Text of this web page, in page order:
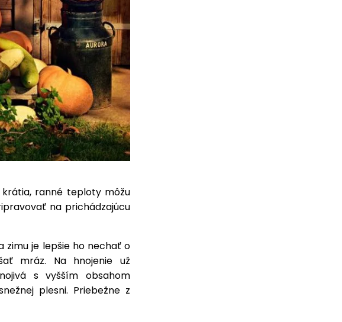
ranné teploty môžu
na prichádzajúcu
zimu je lepšie ho nechať o
mráz. Na hnojenie už
s vyšším obsahom
plesni. Priebežne z